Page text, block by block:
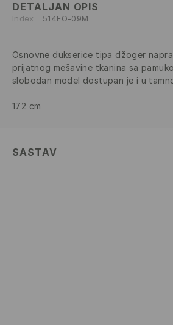
DETALJAN OPIS
Index 514FO-09M
Osnovne dukserice tipa džoger
prijatnog mešavine tkanina sa
slobodan model dostupan je i u
172 cm
SASTAV